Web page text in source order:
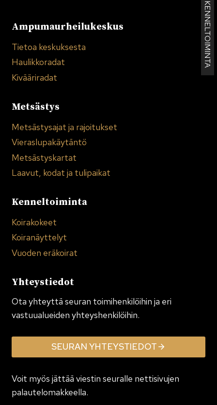
KENNELTOIMINTA
Ampumaurheilukeskus
Tietoa keskuksesta
Haulikkoradat
Kivääriradat
Metsästys
Metsästysajat ja rajoitukset
Vieraslupakäytäntö
Metsästyskartat
Laavut, kodat ja tulipaikat
Kenneltoiminta
Koirakokeet
Koiranäyttelyt
Vuoden eräkoirat
Yhteystiedot
Ota yhteyttä seuran toimi­henkilöihin ja eri
vastuualueiden yhteyshenkilöihin.
SEURAN YHTEYSTIEDOT
Voit myös jättää viestin seuralle nettisivujen
palautelomakkeella.